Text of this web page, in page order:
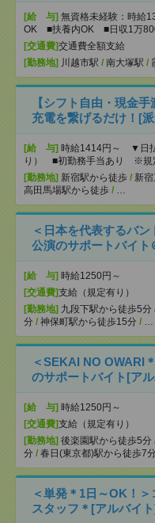
[給 与] 無資格未経験：時給
OK ■扶養内OK ■日収1万
[交通費]交通費全額支給
[勤務地] 川越市駅 / 南大塚駅 /
【シフト自由・現金
充電を繋げるだけ！[
[給 与] 時給1414円～ ▼日
り） ■初勤務手当あり ※規
[勤務地] 新宿駅から徒歩 / 新
高田馬場駅から徒歩 / …
＜日本を代表するバ
公演のサポートバイ
[給 与] 時給1250円～
[交通費]支給（規定有り）
[勤務地] 九段下駅から徒歩5分
分 / 神保町駅から徒歩15分 / …
＜SEKAI NO OWARI
のサポートバイト[ア
[給 与] 時給1250円～
[交通費]支給（規定有り）
[勤務地] 後楽園駅から徒歩5分
分 / 春日(東京都)駅から徒歩7
＜単発＊1日～OK！
スタッフ＊[アルバイ